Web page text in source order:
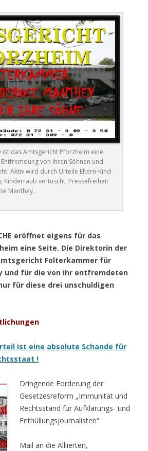
ist das Amtsgericht Pforzheim eine
von ihren Söhnen und
Aktiv wird durch Urteile Eltern-Kind-
Kinderraub vertuscht, Pressefreiheit
Manthey.
eröffnet eigens für das
eine Seite. Die Direktorin der
Folterkammer für
und für die von ihr entfremdeten
für diese drei unschuldigen
ist eine absolute Schande für
!
Dringende Forderung der
Gesetzesreform „Immunität und
Rechtsstand für Aufklärungs- und
Enthüllungsjournalisten“
Mail an die Alliierten,